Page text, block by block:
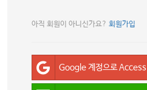
아직 회원이 아니신가요? 회원가입
Google 계정으로 Access